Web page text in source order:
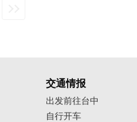
交通情报
出发前往台中
自行开车